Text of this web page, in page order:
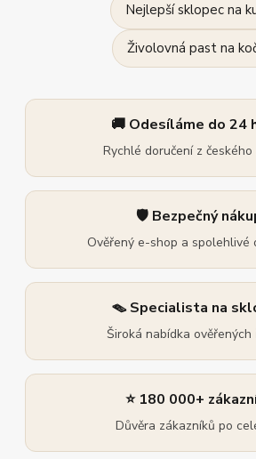
Nejlepší sklopec na
Živolovná past na
🚚 Odesíláme do 24
Rychlé doručení z českého
🛡️ Bezpečný
Ověřený e-shop a spolehlivé
🪤 Specialista na
Široká nabídka ověřených
⭐ 180 000+
Důvěra zákazníků po